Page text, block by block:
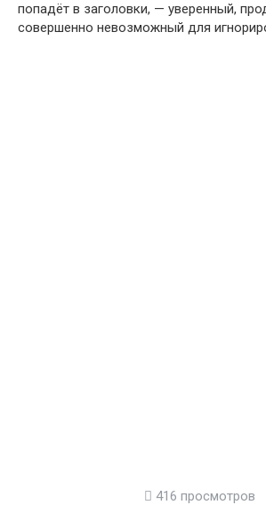
попадёт в заголовки, — уверенный,
совершенно невозможный для
416 просмотров